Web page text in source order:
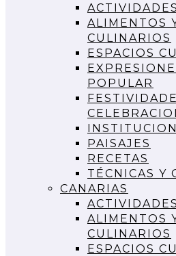
ALIMENTOS
CULINARIOS
ESPACIOS
POPULAR
PAISAJES
RECETAS
TÉCNICAS Y
CANARIAS
ALIMENTOS
CULINARIOS
ESPACIOS